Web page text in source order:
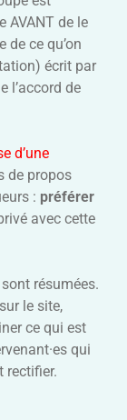
AVANT de le
de ce qu’on
écrit par
l’accord de
d’une
de propos
: préférer
avec cette
sont résumées.
le site,
ce qui est
qui
rectifier.